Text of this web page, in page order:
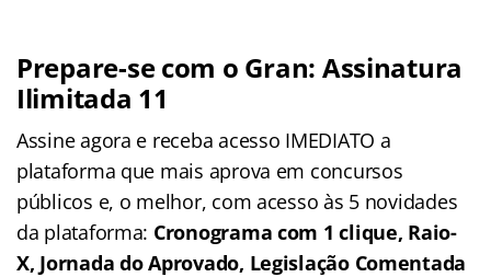
Prepare-se com o Gran: Assinatura
Ilimitada 11
Assine agora e receba acesso IMEDIATO a
plataforma que mais aprova em concursos
públicos e, o melhor, com acesso às 5 novidades
da plataforma: Cronograma com 1 clique, Raio-
X, Jornada do Aprovado, Legislação Comentada